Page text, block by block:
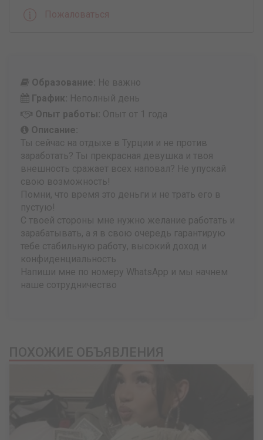
Пожаловаться
Образование: Не важно
График: Неполный день
Опыт работы: Опыт от 1 года
Описание:
Ты сейчас на отдыхе в Турции и не против
заработать? Ты прекрасная девушка и твоя
внешность сражает всех наповал? Не упускай
свою возможность!
Помни, что время это деньги и не трать его в
пустую!
С твоей стороны мне нужно желание работать и
зарабатывать, а я в свою очередь гарантирую
тебе стабильную работу, высокий доход и
конфиденциальность
Напиши мне по номеру WhatsApp и мы начнем
наше сотрудничество